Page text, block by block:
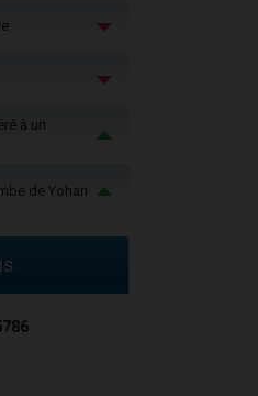
à un
de Yohan